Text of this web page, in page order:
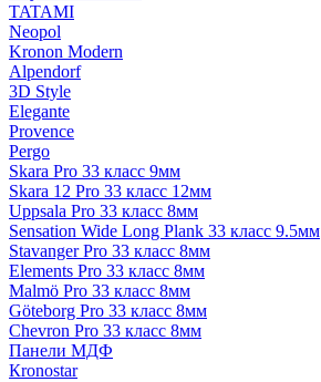
TATAMI
Neopol
Kronon Modern
Alpendorf
3D Style
Elegante
Provence
Pergo
Skara Pro 33 класс 9мм
Skara 12 Pro 33 класс 12мм
Uppsala Pro 33 класс 8мм
Sensation Wide Long Plank 33 класс 9.5мм
Stavanger Pro 33 класс 8мм
Elements Pro 33 класс 8мм
Malmö Pro 33 класс 8мм
Göteborg Pro 33 класс 8мм
Chevron Pro 33 класс 8мм
Панели МДФ
Кronostar